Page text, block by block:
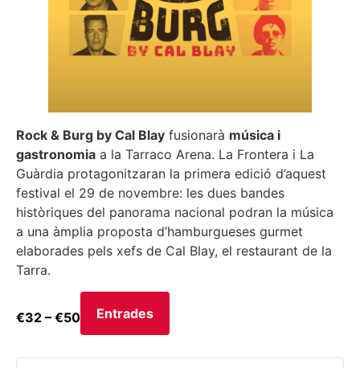
Rock & Burg by Cal Blay fusionarà música i
gastronomia a la Tarraco Arena. La Frontera i La
Guàrdia protagonitzaran la primera edició d’aquest
festival el 29 de novembre: les dues bandes
històriques del panorama nacional podran la música
a una àmplia proposta d’hamburgueses gurmet
elaborades pels xefs de Cal Blay, el restaurant de la
Tarra.
€32 – €50 Entrades